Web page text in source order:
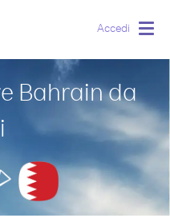
Accedi
Bahrain da